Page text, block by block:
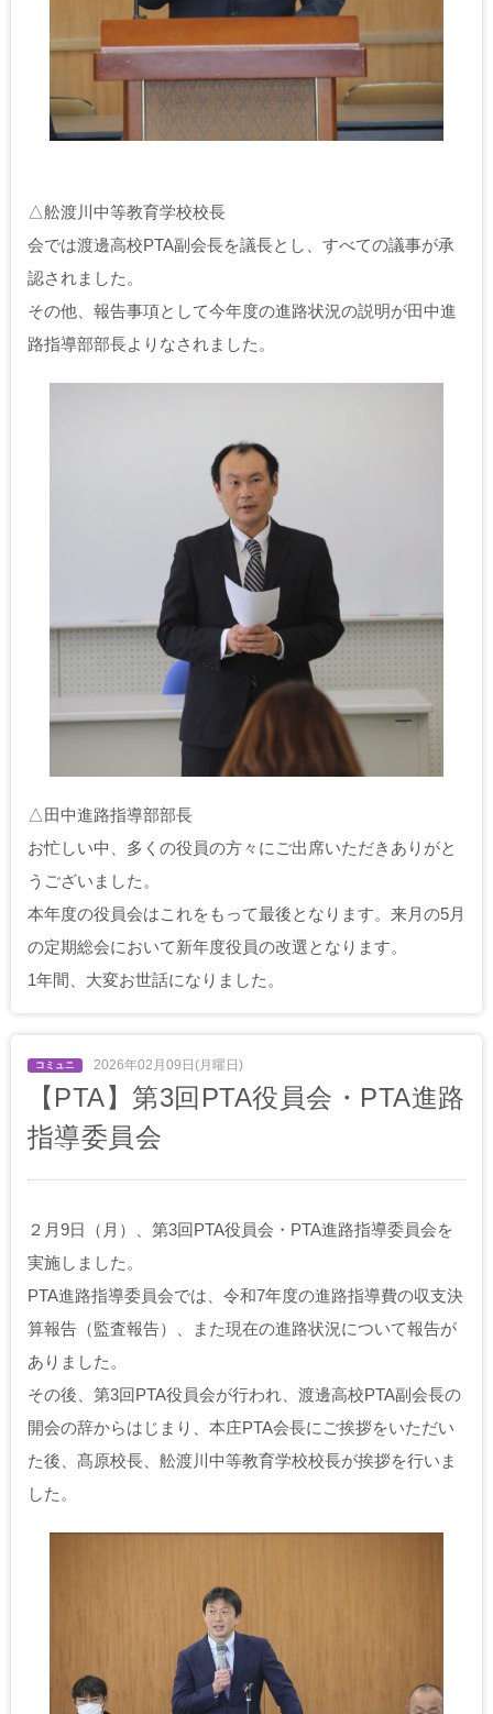
△舩渡川中等教育学校校長
会では渡邊高校PTA副会長を議長とし、すべての議事が承
認されました。
その他、報告事項として今年度の進路状況の説明が田中進
路指導部部長よりなされました。
△田中進路指導部部長
お忙しい中、多くの役員の方々にご出席いただきありがと
うございました。
本年度の役員会はこれをもって最後となります。来月の5月
の定期総会において新年度役員の改選となります。
1年間、大変お世話になりました。
2026年02月09日(月曜日)
【PTA】第3回PTA役員会・PTA進路
指導委員会
２月9日（月）、第3回PTA役員会・PTA進路指導委員会を
実施しました。
PTA進路指導委員会では、令和7年度の進路指導費の収支決
算報告（監査報告）、また現在の進路状況について報告が
ありました。
その後、第3回PTA役員会が行われ、渡邊高校PTA副会長の
開会の辞からはじまり、本庄PTA会長にご挨拶をいただい
た後、髙原校長、舩渡川中等教育学校校長が挨拶を行いま
した。